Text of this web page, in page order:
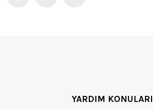
YARDIM KONULARI